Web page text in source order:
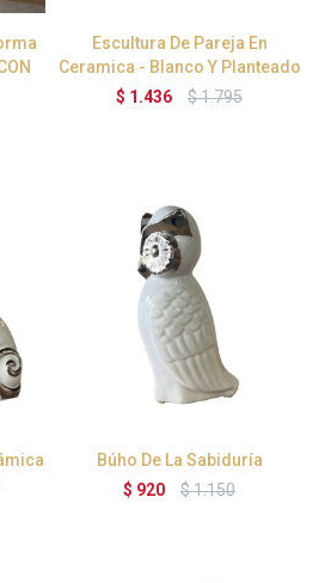
Escultura De Pareja En
Ceramica - Blanco Y Planteado
$ 1.436 $1.795
Búho De La Sabiduría
$ 920 $1.150